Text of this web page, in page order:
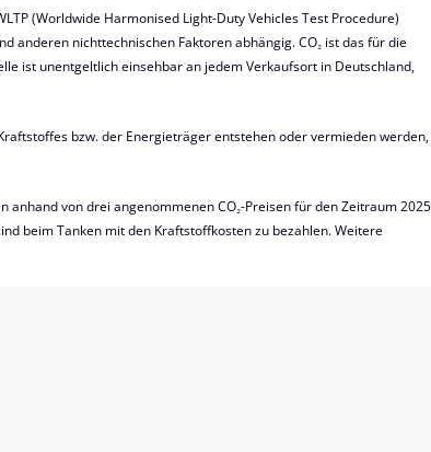
(Worldwide Harmonised Light-Duty Vehicles Test Procedure)
anderen nichttechnischen Faktoren abhängig. CO₂ ist das für die
ist unentgeltlich einsehbar an jedem Verkaufsort in Deutschland,
bzw. der Energieträger entstehen oder vermieden werden,
anhand von drei angenommenen CO₂-Preisen für den Zeitraum 2025
beim Tanken mit den Kraftstoffkosten zu bezahlen. Weitere